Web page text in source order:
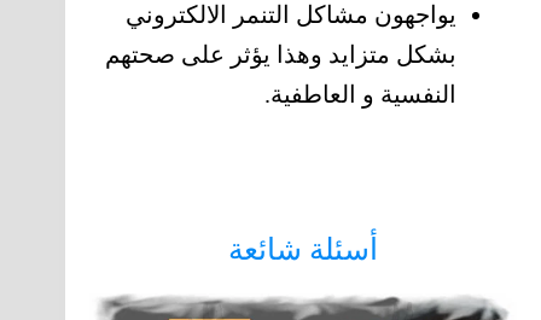
يواجهون مشاكل التنمر الالكتروني
بشكل متزايد وهذا يؤثر على صحتهم
النفسية و العاطفية.
أسئلة شائعة